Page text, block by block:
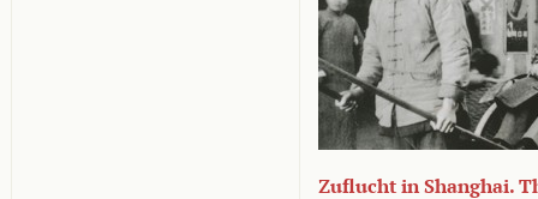
Zuflucht in Shanghai.